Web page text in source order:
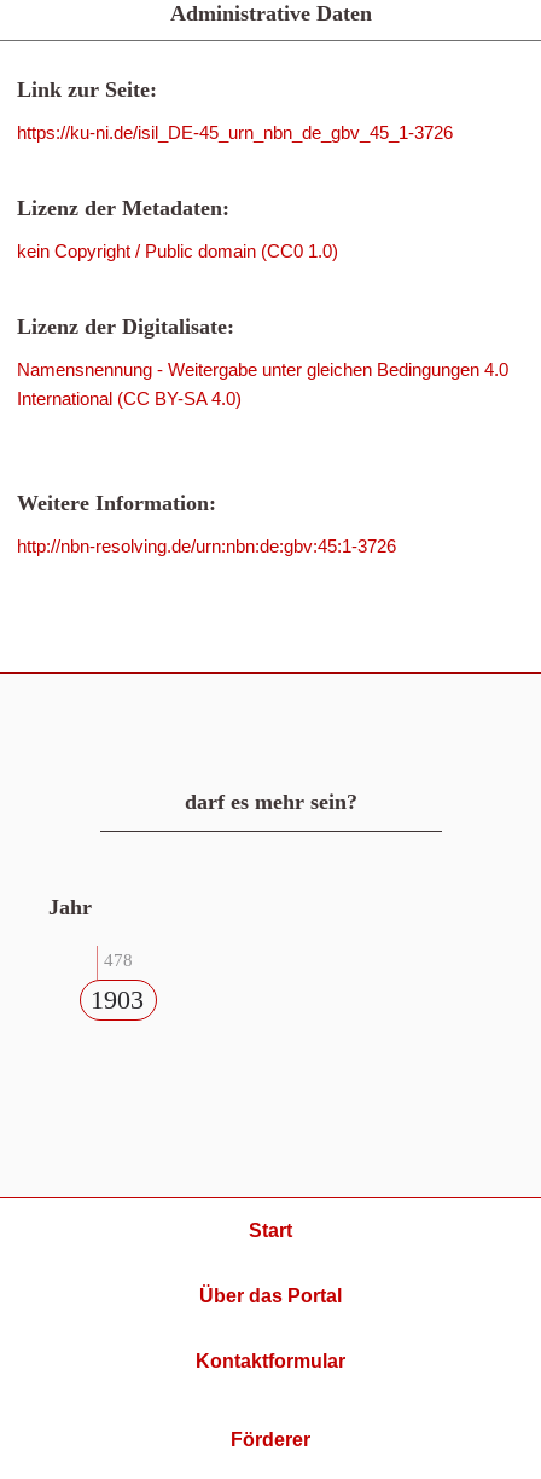
Administrative Daten
Link zur Seite:
https://ku-ni.de/isil_DE-45_urn_nbn_de_gbv_45_1-3726
Lizenz der Metadaten:
kein Copyright / Public domain (CC0 1.0)
Lizenz der Digitalisate:
Namensnennung - Weitergabe unter gleichen Bedingungen 4.0
International (CC BY-SA 4.0)
Weitere Information:
http://nbn-resolving.de/urn:nbn:de:gbv:45:1-3726
darf es mehr sein?
Jahr
478
1903
Start
Über das Portal
Kontaktformular
Förderer